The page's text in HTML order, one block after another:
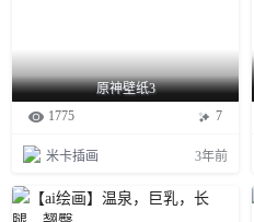
原神壁纸3
1775
7
米卡插画 3年前